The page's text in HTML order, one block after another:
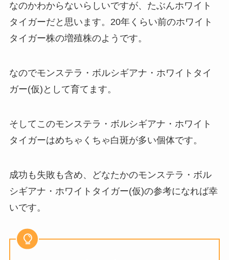
なのかわからないらしいですが、たぶんホワイト
タイガーだと思います。20年くらい前のホワイト
タイガー株の増殖株のようです。
なのでモンステラ・ボルシギアナ・ホワイトタイ
ガー(仮)として育てます。
そしてこのモンステラ・ボルシギアナ・ホワイト
タイガーはめちゃくちゃ白斑が多い個体です。
成功も失敗も含め、どなたかのモンステラ・ボル
シギアナ・ホワイトタイガー(仮)の参考になれば幸
いです。